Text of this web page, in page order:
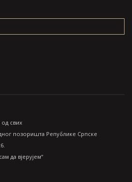
свих
позоришта Републике Српске
да вјерујем“